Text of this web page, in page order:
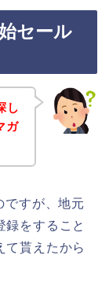
セール
し
ガ
ですが、地元
録をすること
て貰えたから